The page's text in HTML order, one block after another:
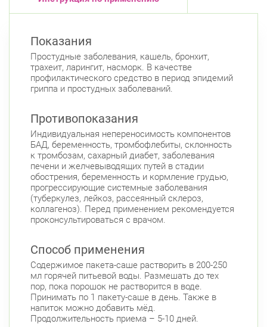
Показания
Простудные заболевания, кашель, бронхит,
трахеит, ларингит, насморк. В качестве
профилактического средство в период эпидемий
гриппа и простудных заболеваний.
Противопоказания
Индивидуальная непереносимость компонентов
БАД, беременность, тромбофлебиты, склонность
к тромбозам, сахарный диабет, заболевания
печени и желчевыводящих путей в стадии
обострения, беременность и кормление грудью,
прогрессирующие системные заболевания
(туберкулез, лейкоз, рассеянный склероз,
коллагеноз). Перед применением рекомендуется
проконсультироваться с врачом.
Способ применения
Содержимое пакета-саше растворить в 200-250
мл горячей питьевой воды. Размешать до тех
пор, пока порошок не растворится в воде.
Принимать по 1 пакету-саше в день. Также в
напиток можно добавить мёд.
Продолжительность приема – 5-10 дней.